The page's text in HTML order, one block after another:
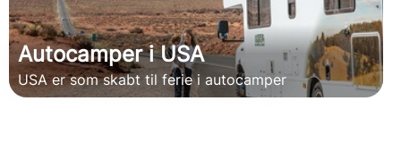
Autocamper i USA
USA er som skabt til ferie i autocamper